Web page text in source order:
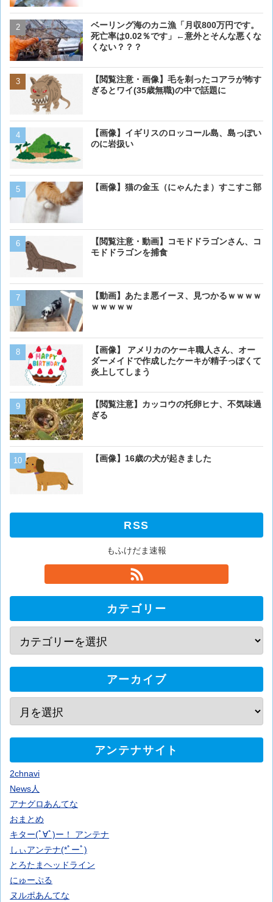
ベーリング海のカニ漁「月収800万円です。
死亡率は0.02％です」←意外とそんな悪くな
くない？？？
【閲覧注意・画像】毛を剃ったコアラが怖す
ぎるとワイ(35歳無職)の中で話題に
【画像】イギリスのロッコール島、島っぽい
のに岩扱い
【画像】猫の金玉（にゃんたま）すこすこ部
【閲覧注意・動画】コモドドラゴンさん、コ
モドドラゴンを捕食
【動画】あたま悪イーヌ、見つかるｗｗｗｗ
ｗｗｗｗｗ
【画像】 アメリカのケーキ職人さん、オー
ダーメイドで作成したケーキが精子っぽくて
炎上してしまう
【閲覧注意】カッコウの托卵ヒナ、不気味過
ぎる
【画像】16歳の犬が起きました
【閲覧注意・画像】毛を剃
ぎるとワイ(35歳無職)の中
【画像大量！】イッヌさん
も上手い
【画像】 アメリカのケー
【動画】男性、ロバにちょ
【動画】虎さん、飼い慣
を失う
【画像】イッヌさん、アホ
犬って普段何考えてるの？
ベーリング海のカニ漁「月
猫「おい人間。おれを飼え
RSS
もふけだま速報
カテゴリー
アーカイブ
アンテナサイト
2chnavi
News人
アナグロあんてな
おまとめ
キター(ﾟ∀ﾟ)ー！ アンテナ
しぃアンテナ(*ﾟーﾟ)
とろたまヘッドライン
にゅーぷる
ヌルポあんてな